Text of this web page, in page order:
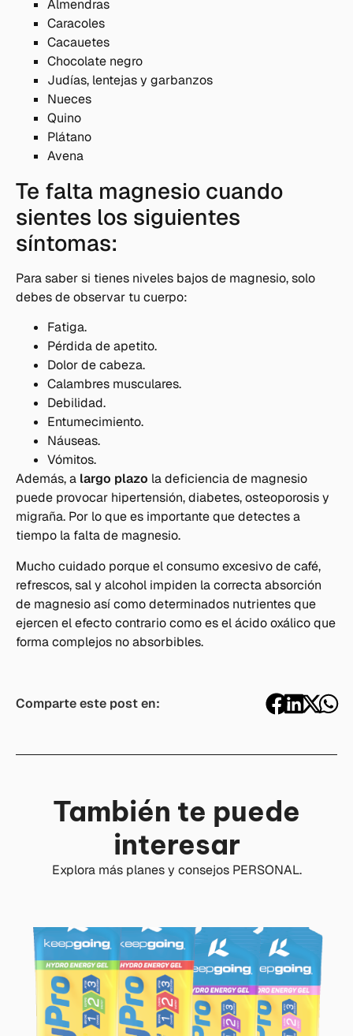
Almendras
Caracoles
Cacauetes
Chocolate negro
Judías, lentejas y garbanzos
Nueces
Quino
Plátano
Avena
Te falta magnesio cuando
sientes los siguientes
síntomas:
Para saber si tienes niveles bajos de magnesio, solo
debes de observar tu cuerpo:
Fatiga.
Pérdida de apetito.
Dolor de cabeza.
Calambres musculares.
Debilidad.
Entumecimiento.
Náuseas.
Vómitos.
Además, a largo plazo la deficiencia de magnesio
puede provocar hipertensión, diabetes, osteoporosis y
migraña. Por lo que es importante que detectes a
tiempo la falta de magnesio.
Mucho cuidado porque el consumo excesivo de café,
refrescos, sal y alcohol impiden la correcta absorción
de magnesio así como determinados nutrientes que
ejercen el efecto contrario como es el ácido oxálico que
forma complejos no absorbibles.
Comparte este post en:
También te puede
interesar
Explora más planes y consejos PERSONAL.